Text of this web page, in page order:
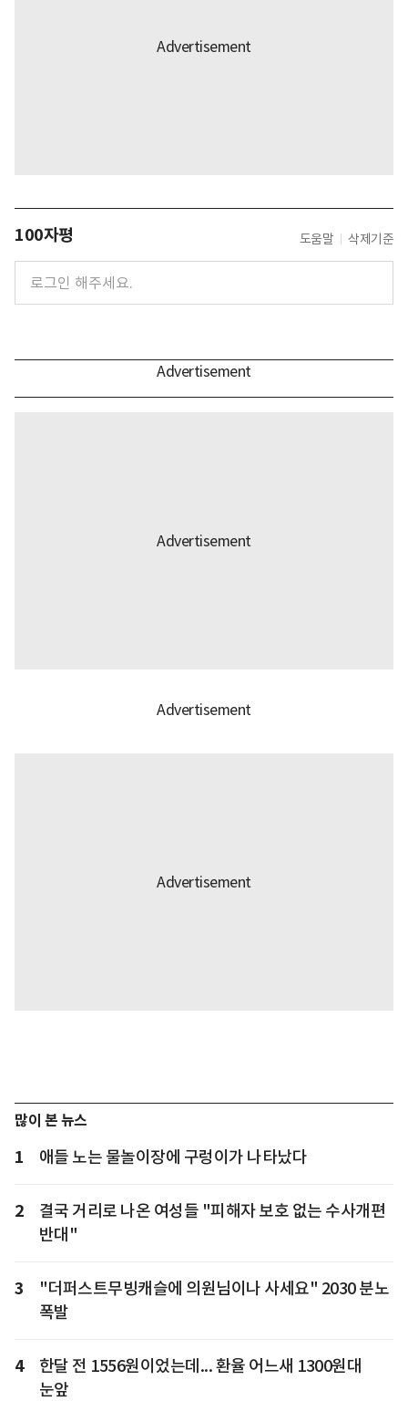
100자평 도움말 삭제기준
많이 본 뉴스
1 애들 노는 물놀이장에 구렁이가 나타났다
2
결국 거리로 나온 여성들 "피해자 보호 없는 수사개편
반대"
3
"더퍼스트무빙캐슬에 의원님이나 사세요" 2030 분노
폭발
4
한달 전 1556원이었는데... 환율 어느새 1300원대
눈앞